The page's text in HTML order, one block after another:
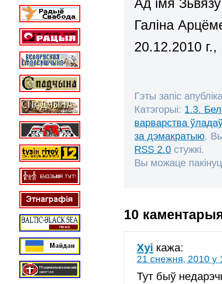
Галіна
20.12.2010
Гэты запіс
Катэгорыі: 1.3.
варварства ўладаў
за дэмакратыю.
RSS 2.0 стужкі.
Вы можаце
10
Xyi кажа:
21 снежня, 2010 у
Тут быў